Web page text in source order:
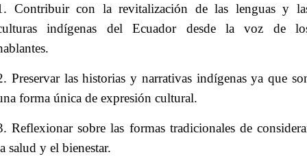
Contribuir con la revitalización de las lenguas y
indígenas del Ecuador desde la voz de
Preservar las historias y narrativas indígenas ya que
forma única de expresión cultural.
Reflexionar sobre las formas tradicionales de
salud y el bienestar.